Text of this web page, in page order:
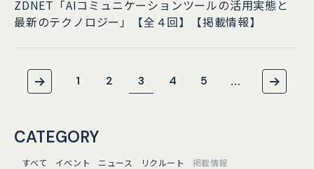
ZDNET「AIコミュニケーションツールの活用実態と
最新のテクノロジー」【全４回】【掲載情報】
1 2 3 4 5 ...
CATEGORY
すべて イベント ニュース リクルート 掲載情報